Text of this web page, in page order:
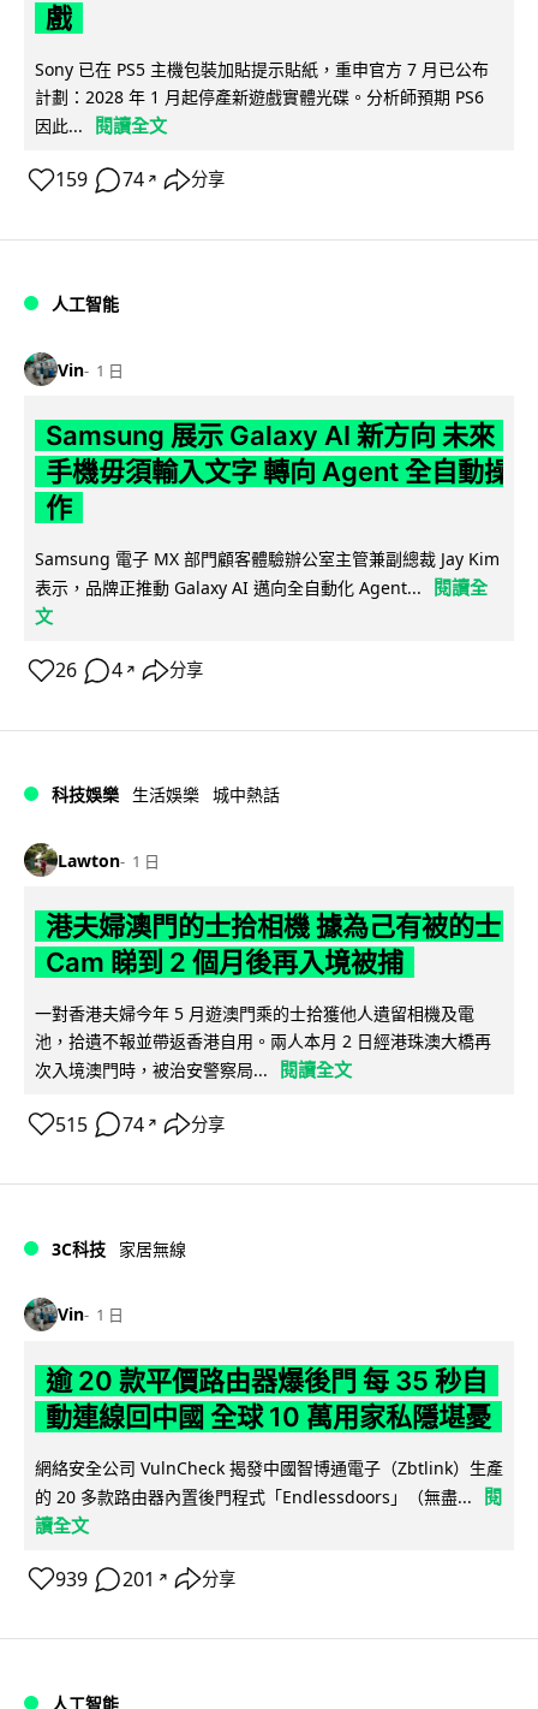
戲
Sony 已在 PS5 主機包裝加貼提示貼紙，重申官方 7 月已公布
計劃：2028 年 1 月起停產新遊戲實體光碟。分析師預期 PS6
因此...
閱讀全文
159 74 ↗ 分享
人工智能
Vin 1 日
Samsung 展示 Galaxy AI 新方向 未來
手機毋須輸入文字 轉向 Agent 全自動操
作
Samsung 電子 MX 部門顧客體驗辦公室主管兼副總裁 Jay Kim
表示，品牌正推動 Galaxy AI 邁向全自動化 Agent...
閱讀全
文
26 4 ↗ 分享
科技娛樂 生活娛樂 城中熱話
Lawton 1 日
港夫婦澳門的士拾相機 據為己有被的士
Cam 睇到 2 個月後再入境被捕
一對香港夫婦今年 5 月遊澳門乘的士拾獲他人遺留相機及電
池，拾遺不報並帶返香港自用。兩人本月 2 日經港珠澳大橋再
次入境澳門時，被治安警察局...
閱讀全文
515 74 ↗ 分享
3C科技 家居無線
Vin 1 日
逾 20 款平價路由器爆後門 每 35 秒自
動連線回中國 全球 10 萬用家私隱堪憂
網絡安全公司 VulnCheck 揭發中國智博通電子（Zbtlink）生產
的 20 多款路由器內置後門程式「Endlessdoors」（無盡...
閱
讀全文
939 201 ↗ 分享
人工智能